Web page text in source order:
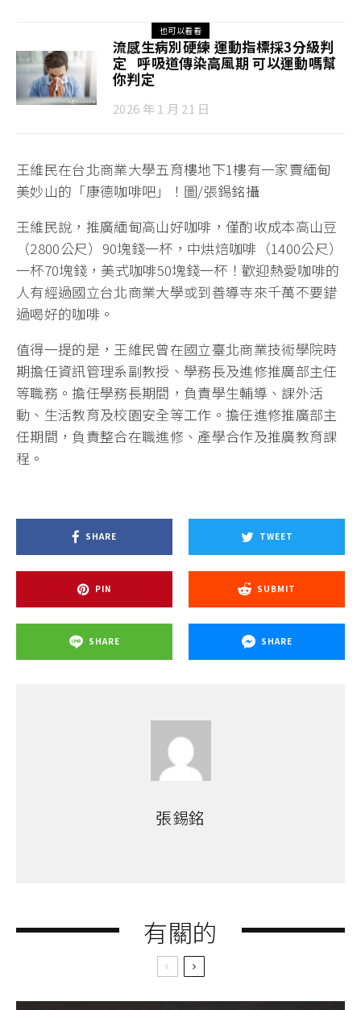
也可以看看
流感生病別硬練 運動指標採3分級判
定 呼吸道傳染高風期 可以運動嗎幫
你判定
2026 年 1 月 21 日
王維民在台北商業大學五育樓地下1樓有一家賣緬甸
美妙山的「康德咖啡吧」！圖/張錫銘攝
王維民說，推廣緬甸高山好咖啡，僅酌收成本高山豆
（2800公尺）90塊錢一杯，中烘焙咖啡（1400公尺）
一杯70塊錢，美式咖啡50塊錢一杯！歡迎熱愛咖啡的
人有經過國立台北商業大學或到善導寺來千萬不要錯
過喝好的咖啡。
值得一提的是，王維民曾在國立臺北商業技術學院時
期擔任資訊管理系副教授、學務長及進修推廣部主任
等職務。擔任學務長期間，負責學生輔導、課外活
動、生活教育及校園安全等工作。擔任進修推廣部主
任期間，負責整合在職進修、產學合作及推廣教育課
程。
SHARE TWEET
PIN SUBMIT
SHARE SHARE
張錫銘
有關的